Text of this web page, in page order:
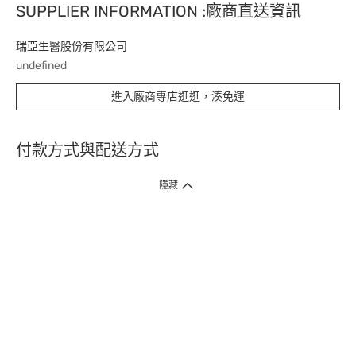
SUPPLIER INFORMATION :廠商直送資訊
瑞亞生醫股份有限公司
undefined
進入廠商專店逛逛，湊免運
付款方式與配送方式
隱藏